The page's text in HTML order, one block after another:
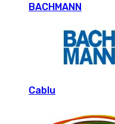
BACHMANN
Cablu